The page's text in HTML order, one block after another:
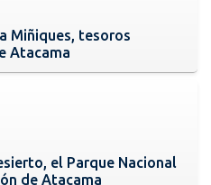
Miñiques, tesoros
Atacama
el Parque Nacional
de Atacama